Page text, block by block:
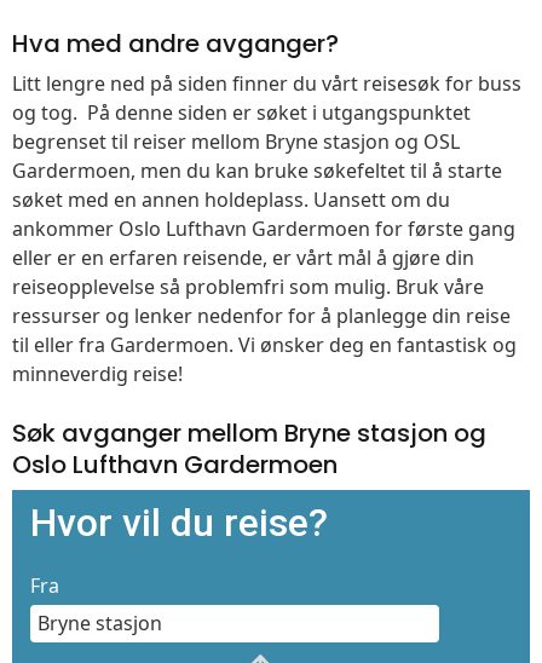
Hva med andre avganger?
Litt lengre ned på siden finner du vårt reisesøk for buss
og tog. På denne siden er søket i utgangspunktet
begrenset til reiser mellom Bryne stasjon og OSL
Gardermoen, men du kan bruke søkefeltet til å starte
søket med en annen holdeplass. Uansett om du
ankommer Oslo Lufthavn Gardermoen for første gang
eller er en erfaren reisende, er vårt mål å gjøre din
reiseopplevelse så problemfri som mulig. Bruk våre
ressurser og lenker nedenfor for å planlegge din reise
til eller fra Gardermoen. Vi ønsker deg en fantastisk og
minneverdig reise!
Søk avganger mellom Bryne stasjon og
Oslo Lufthavn Gardermoen
Hvor vil du reise?
Fra